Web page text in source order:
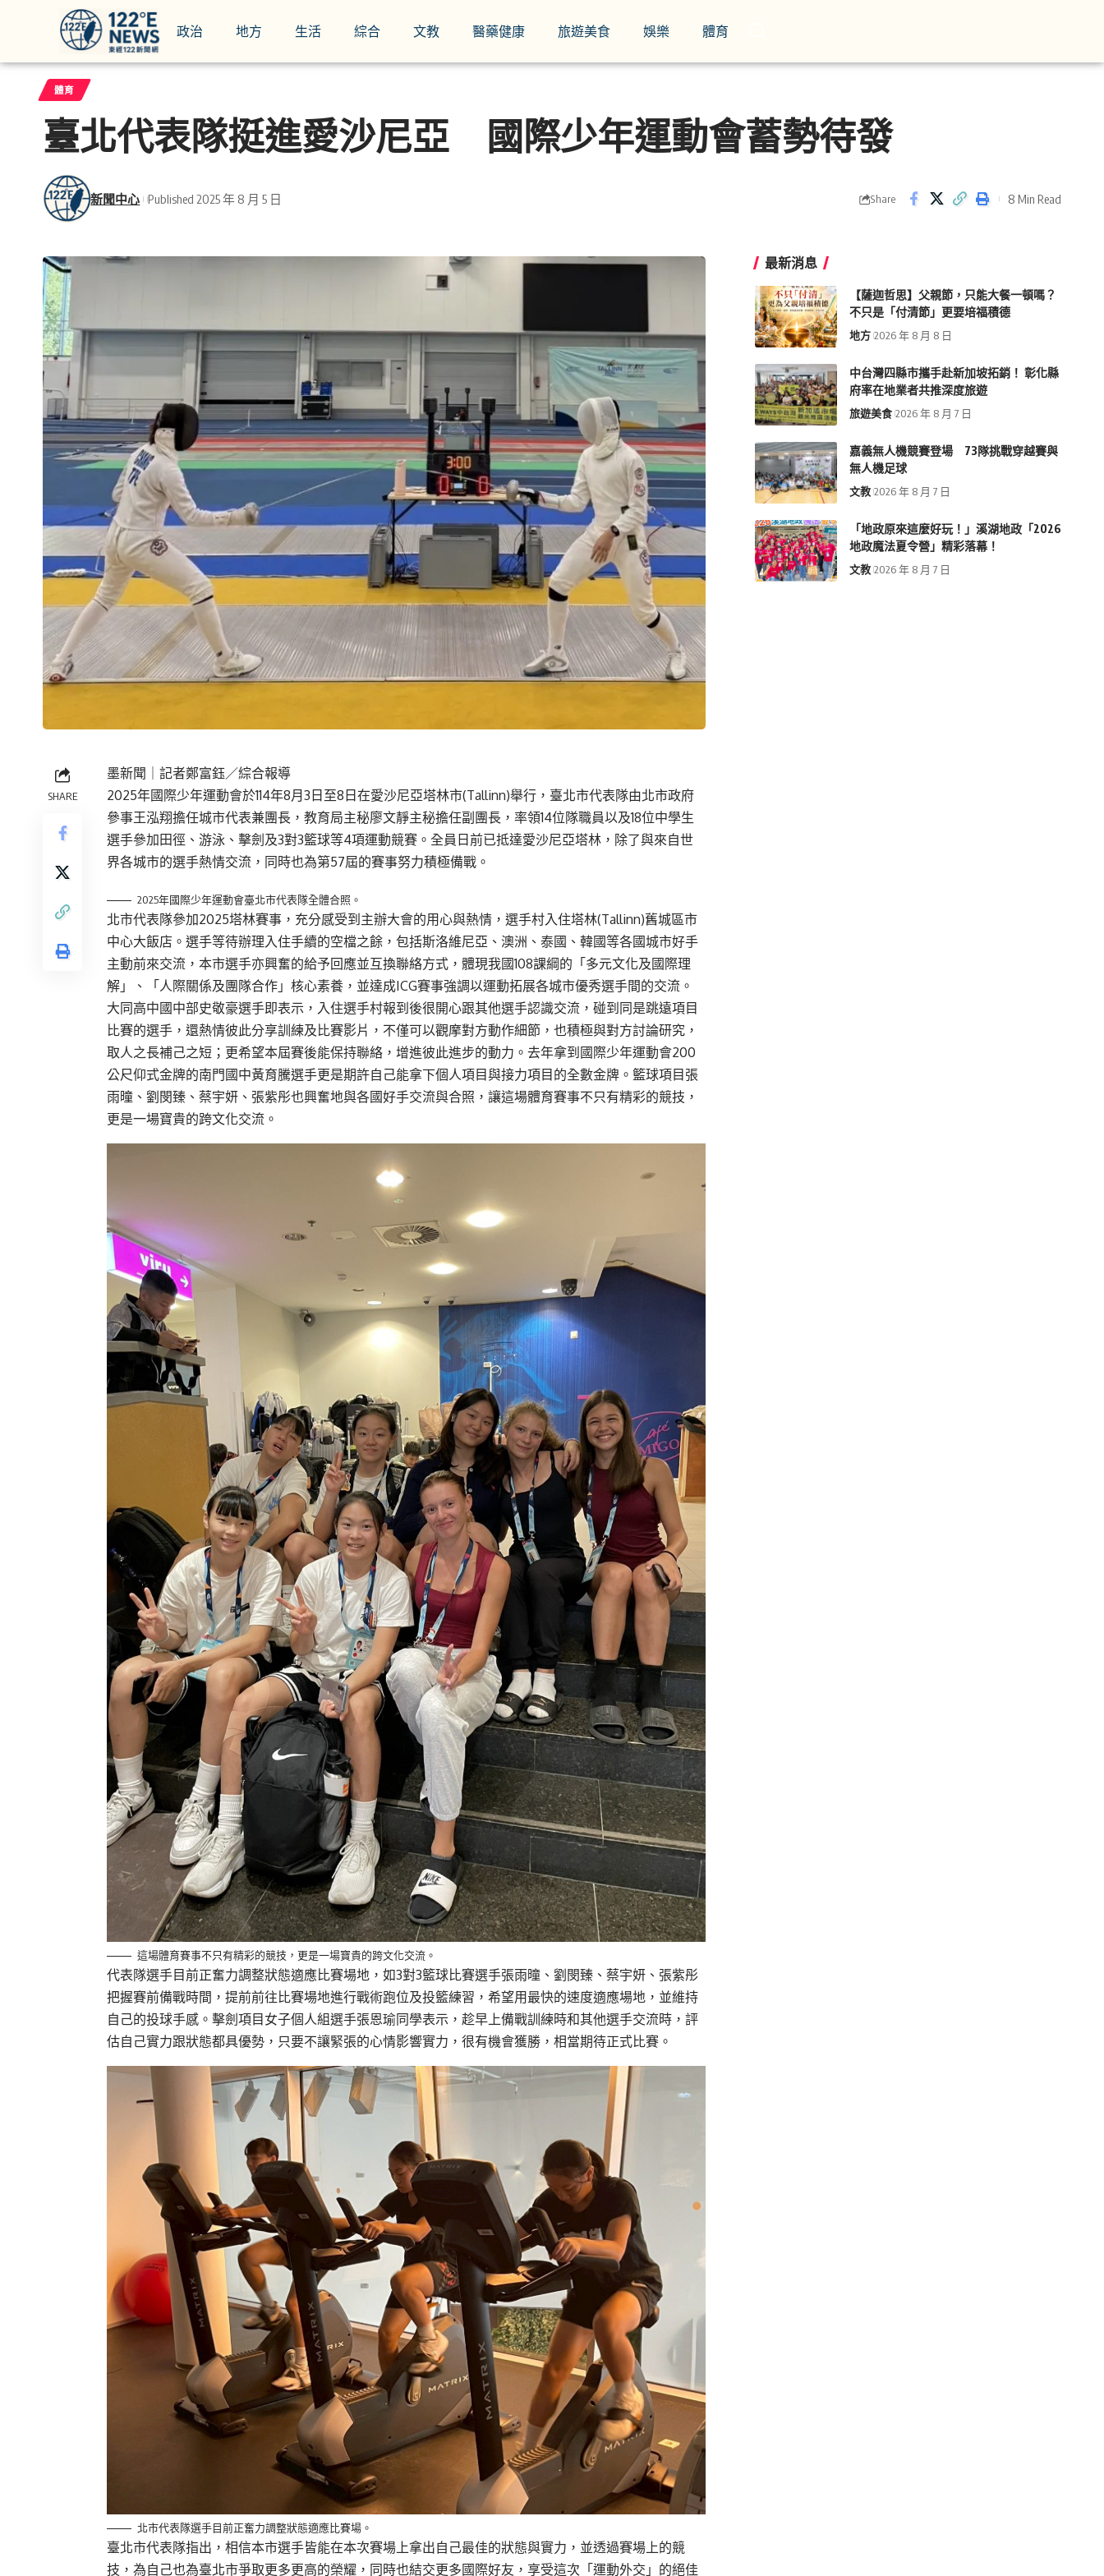
政治 地方 生活 綜合 文教 醫藥健康 旅遊美食 娛樂 體育
體育
臺北代表隊挺進愛沙尼亞 國際少年運動會蓄勢待發
新聞中心 Published 2025 年 8 月 5 日 Share 8 Min Read
SHARE
墨新聞 ｜記者鄭富鈺／綜合報導
2025年國際少年運動會於114年8月3日至8日在愛沙尼亞塔林市(Tallinn)舉行，臺北市代表隊由北市政府
參事王泓翔擔任城市代表兼團長，教育局主秘廖文靜主秘擔任副團長，率領14位隊職員以及18位中學生
選手參加田徑、游泳、擊劍及3對3籃球等4項運動競賽。全員日前已抵達愛沙尼亞塔林，除了與來自世
界各城市的選手熱情交流，同時也為第57屆的賽事努力積極備戰。
2025年國際少年運動會臺北市代表隊全體合照。
北市代表隊參加2025塔林賽事，充分感受到主辦大會的用心與熱情，選手村入住塔林(Tallinn)舊城區市
中心大飯店。選手等待辦理入住手續的空檔之餘，包括斯洛維尼亞、澳洲、泰國、韓國等各國城市好手
主動前來交流，本市選手亦興奮的給予回應並互換聯絡方式，體現我國108課綱的「多元文化及國際理
解」、「人際關係及團隊合作」核心素養，並達成ICG賽事強調以運動拓展各城市優秀選手間的交流。
大同高中國中部史敬豪選手即表示，入住選手村報到後很開心跟其他選手認識交流，碰到同是跳遠項目
比賽的選手，還熱情彼此分享訓練及比賽影片，不僅可以觀摩對方動作細節，也積極與對方討論研究，
取人之長補己之短；更希望本屆賽後能保持聯絡，增進彼此進步的動力。去年拿到國際少年運動會200
公尺仰式金牌的南門國中黃育騰選手更是期許自己能拿下個人項目與接力項目的全數金牌。籃球項目張
雨曈、劉閔臻、蔡宇妍、張紫彤也興奮地與各國好手交流與合照，讓這場體育賽事不只有精彩的競技，
更是一場寶貴的跨文化交流。
這場體育賽事不只有精彩的競技，更是一場寶貴的跨文化交流。
代表隊選手目前正奮力調整狀態適應比賽場地，如3對3籃球比賽選手張雨曈、劉閔臻、蔡宇妍、張紫彤
把握賽前備戰時間，提前前往比賽場地進行戰術跑位及投籃練習，希望用最快的速度適應場地，並維持
自己的投球手感。擊劍項目女子個人組選手張恩瑜同學表示，趁早上備戰訓練時和其他選手交流時，評
估自己實力跟狀態都具優勢，只要不讓緊張的心情影響實力，很有機會獲勝，相當期待正式比賽。
北市代表隊選手目前正奮力調整狀態適應比賽場。
臺北市代表隊指出，相信本市選手皆能在本次賽場上拿出自己最佳的狀態與實力，並透過賽場上的競
技，為自己也為臺北市爭取更多更高的榮耀，同時也結交更多國際好友，享受這次「運動外交」的絕佳
最新消息
【薩迦哲思】父親節，只能大餐一頓嗎？
不只是「付清節」更要培福積德
地方 2026 年 8 月 8 日
中台灣四縣市攜手赴新加坡拓銷！ 彰化縣
府率在地業者共推深度旅遊
旅遊美食 2026 年 8 月 7 日
嘉義無人機競賽登場 73隊挑戰穿越賽與
無人機足球
文教 2026 年 8 月 7 日
「地政原來這麼好玩！」溪湖地政「2026
地政魔法夏令營」精彩落幕！
文教 2026 年 8 月 7 日